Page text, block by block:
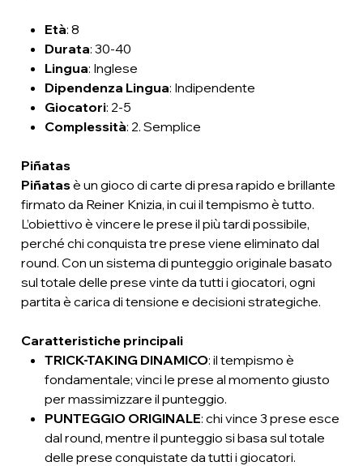
Età: 8
Durata: 30-40
Lingua: Inglese
Dipendenza Lingua: Indipendente
Giocatori: 2-5
Complessità: 2. Semplice
Piñatas
Piñatasè un gioco di carte di presa rapido e brillante
firmato da Reiner Knizia, in cui il tempismo è tutto.
L’obiettivo è vincere le prese il più tardi possibile,
perché chi conquista tre prese viene eliminato dal
round. Con un sistema di punteggio originale basato
sul totale delle prese vinte da tutti i giocatori, ogni
partita è carica di tensione e decisioni strategiche.
Caratteristiche principali
TRICK-TAKING DINAMICO: il tempismo è
fondamentale; vinci le prese al momento giusto
per massimizzare il punteggio.
PUNTEGGIO ORIGINALE: chi vince 3 prese esce
dal round, mentre il punteggio si basa sul totale
delle prese conquistate da tutti i giocatori.